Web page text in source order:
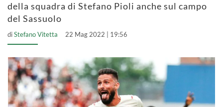
della squadra di Stefano Pioli anche sul campo
del Sassuolo
diStefano Vitetta 22 Mag 2022 | 19:56